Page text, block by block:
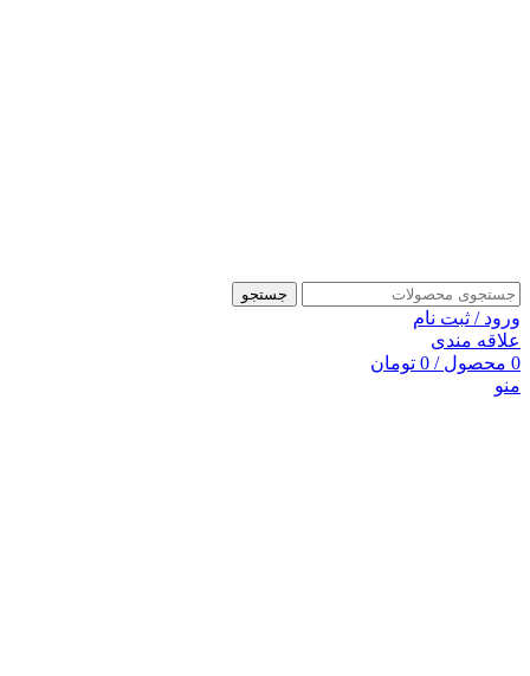
جستجو
ورود / ثبت نام
علاقه مندی
0 محصول /
0 تومان
منو